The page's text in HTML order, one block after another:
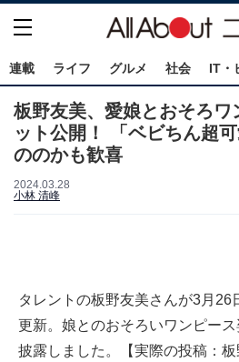
連載 ライフ グルメ 社会 IT・
板野友美、愛娘とおそろワ
ット公開！ 「ベビちん超
ののかも歓喜
2024.03.28
小林 清峰
タレントの板野友美さんが3月26
更新。娘とのおそろいワンピー
披露しました。【実際の投稿：